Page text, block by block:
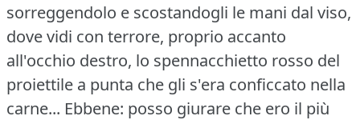
sorreggendolo e scostandogli le mani dal viso,
dove vidi con terrore, proprio accanto
all'occhio destro, lo spennacchietto rosso del
proiettile a punta che gli s'era conficcato nella
carne... Ebbene: posso giurare che ero il più